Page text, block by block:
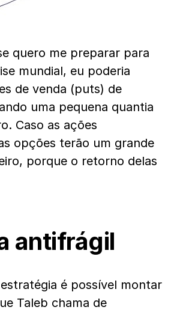
quero me preparar para
mundial, eu poderia
de venda (puts) de
uma pequena quantia
Caso as ações
opções terão um grande
porque o retorno delas
antifrágil
é possível montar
Taleb chama de